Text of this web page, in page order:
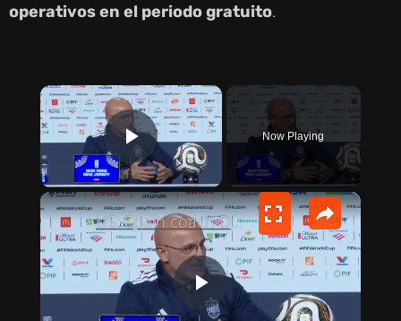
operativos en el periodo gratuito.
×
PLAY VIDEO
Now Playing
×
P
US: Spain coach De la Fuente holds press conference ahead of World Cup final against Argentina (2).